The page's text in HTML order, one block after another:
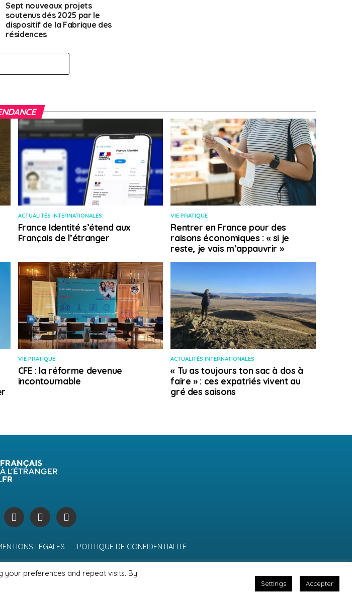
Sept nouveaux projets
soutenus dés 2025 par le
dispositif de la Fabrique des
résidences
ACTUALITÉS INTERNATIONALES
France Identité s’étend aux
Français de l’étranger
VIE PRATIQUE
Rentrer en France pour des
raisons économiques : « si je
reste, je vais m’appauvrir »
VIE PRATIQUE
CFE : la réforme devenue
incontournable
ACTUALITÉS INTERNATIONALES
« Tu as toujours ton sac à dos à
faire » : ces expatriés vivent au
gré des saisons
LÉGALES POLITIQUE DE CONFIDENTIALITÉ
preferences and repeat visits. By
Settings Accepter